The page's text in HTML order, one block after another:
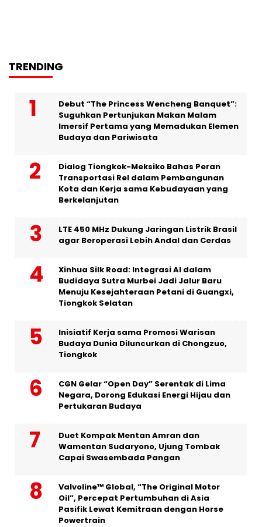
TRENDING
Debut “The Princess Wencheng Banquet”:
Suguhkan Pertunjukan Makan Malam
Imersif Pertama yang Memadukan Elemen
Budaya dan Pariwisata
Dialog Tiongkok-Meksiko Bahas Peran
Transportasi Rel dalam Pembangunan
Kota dan Kerja sama Kebudayaan yang
Berkelanjutan
LTE 450 MHz Dukung Jaringan Listrik Brasil
agar Beroperasi Lebih Andal dan Cerdas
Xinhua Silk Road: Integrasi AI dalam
Budidaya Sutra Murbei Jadi Jalur Baru
Menuju Kesejahteraan Petani di Guangxi,
Tiongkok Selatan
Inisiatif Kerja sama Promosi Warisan
Budaya Dunia Diluncurkan di Chongzuo,
Tiongkok
CGN Gelar “Open Day” Serentak di Lima
Negara, Dorong Edukasi Energi Hijau dan
Pertukaran Budaya
Duet Kompak Mentan Amran dan
Wamentan Sudaryono, Ujung Tombak
Capai Swasembada Pangan
Valvoline™ Global, “The Original Motor
Oil”, Percepat Pertumbuhan di Asia
Pasifik Lewat Kemitraan dengan Horse
Powertrain